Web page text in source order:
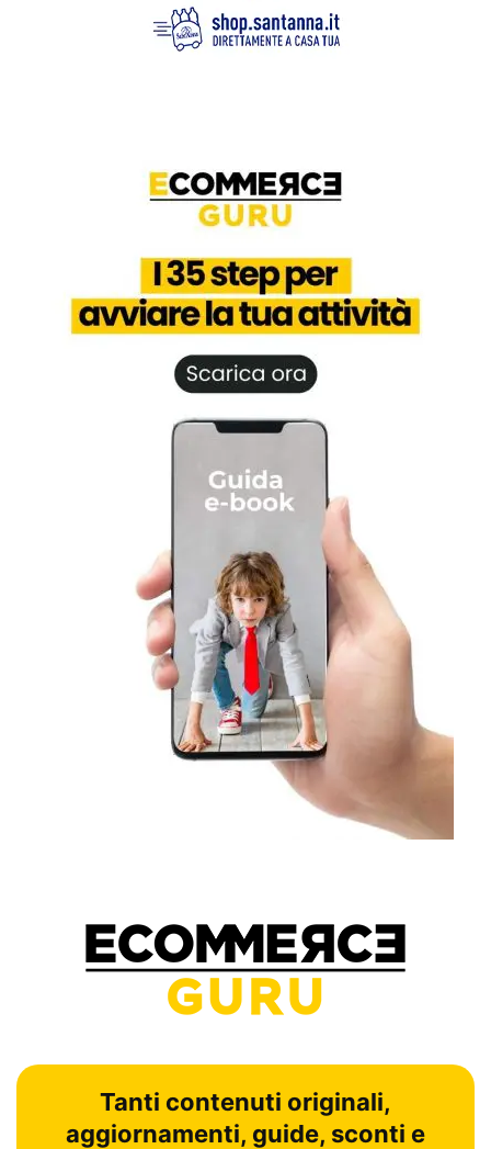
Tanti contenuti originali,
aggiornamenti, guide, sconti e